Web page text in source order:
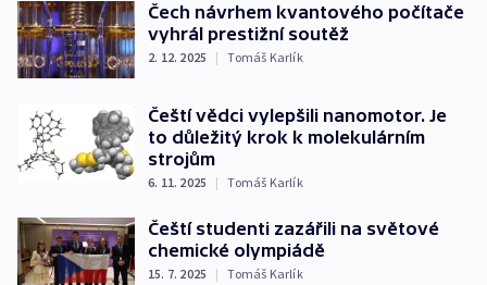
Čech návrhem kvantového počítače
vyhrál prestižní soutěž
2. 12. 2025 | Tomáš Karlík
Čeští vědci vylepšili nanomotor. Je
to důležitý krok k molekulárním
strojům
6. 11. 2025 | Tomáš Karlík
Čeští studenti zazářili na světové
chemické olympiádě
15. 7. 2025 | Tomáš Karlík